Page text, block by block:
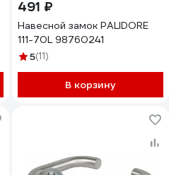
491 ₽
Навесной замок PALIDORE
111-70L 98760241
5(11)
В корзину